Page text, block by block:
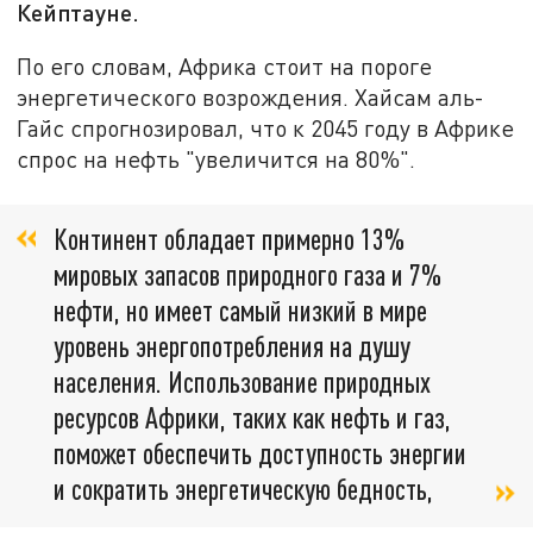
Кейптауне.
По его словам, Африка стоит на пороге
энергетического возрождения. Хайсам аль-
Гайс спрогнозировал, что к 2045 году в Африке
спрос на нефть "увеличится на 80%".
Континент обладает примерно 13%
мировых запасов природного газа и 7%
нефти, но имеет самый низкий в мире
уровень энергопотребления на душу
населения. Использование природных
ресурсов Африки, таких как нефть и газ,
поможет обеспечить доступность энергии
и сократить энергетическую бедность,